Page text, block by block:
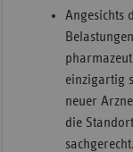
Angesichts
einzigartig
neuer
die